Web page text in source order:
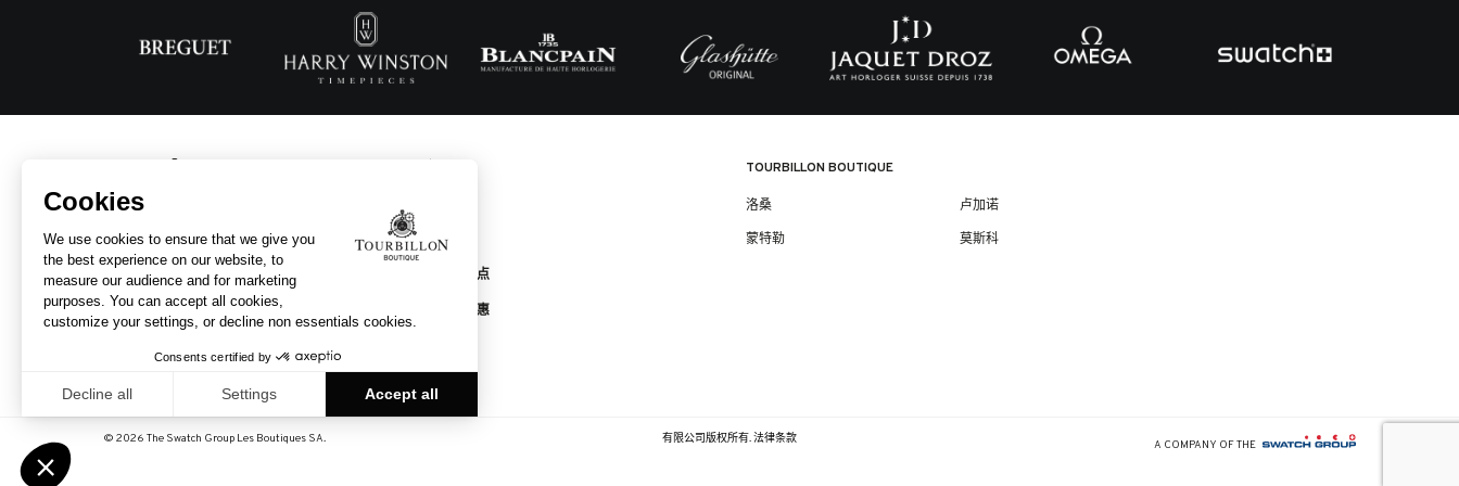
公司品牌
寻找销售点
服务与优惠
TOURBILLON BOUTIQUE
洛桑
蒙特勒
卢加诺
莫斯科
© 2026 The Swatch Group Les Boutiques SA. 有限公司版权所有.法律条款
A COMPANY OF THE